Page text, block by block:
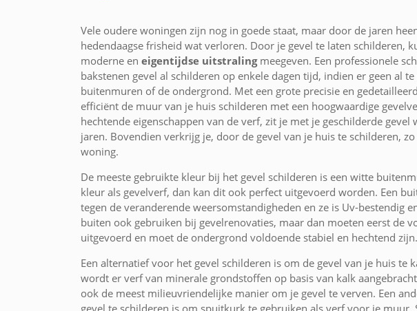
Vele oudere woningen zijn nog in goede staat, maar door de jaren
hedendaagse frisheid wat verloren. Door je gevel te laten schilderen,
moderne en eigentijdse uitstralingmeegeven. Een professionele
bakstenen gevel al schilderen op enkele dagen tijd, indien er geen al
buitenmuren of de ondergrond. Met een grote precisie en
efficiënt de muur van je huis schilderen met een hoogwaardige
hechtende eigenschappen van de verf, zit je met je geschilderde
jaren. Bovendien verkrijg je, door de gevel van je huis te schilderen,
woning.
De meeste gebruikte kleur bij het gevel schilderen is een witte
kleur als gevelverf, dan kan dit ook perfect uitgevoerd worden. Een
tegen de veranderende weersomstandigheden en ze is Uv-bestendig
buiten ook gebruiken bij gevelrenovaties, maar dan moeten eerst de
uitgevoerd en moet de ondergrond voldoende stabiel en hechtend zijn.
Een alternatief voor het gevel schilderen is om de gevel van je huis te
wordt er verf van minerale grondstoffen op basis van kalk
ook de meest milieuvriendelijke manier om je gevel te verven. Een
gevel te schilderen is om spuitkurk te gebruiken als verf voor je muur.